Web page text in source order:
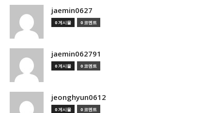
jaemin0627
0 게시물 0 코멘트
jaemin062791
0 게시물 0 코멘트
jeonghyun0612
0 게시물 0 코멘트